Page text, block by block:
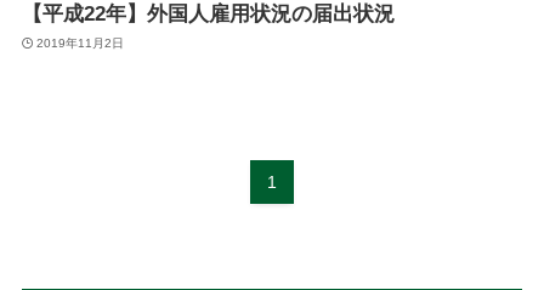
【平成22年】外国人雇用状況の届出状況
2019年11月2日
1